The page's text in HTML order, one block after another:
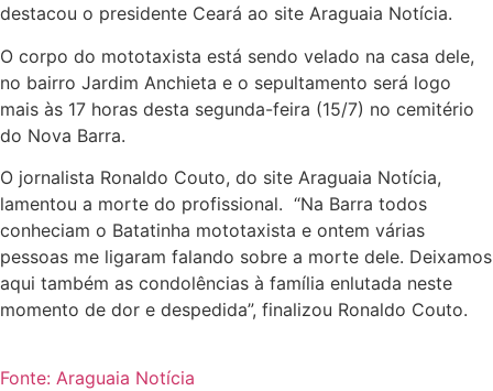
destacou o presidente Ceará ao site Araguaia Notícia.
O corpo do mototaxista está sendo velado na casa dele,
no bairro Jardim Anchieta e o sepultamento será logo
mais às 17 horas desta segunda-feira (15/7) no cemitério
do Nova Barra.
O jornalista Ronaldo Couto, do site Araguaia Notícia,
lamentou a morte do profissional. “Na Barra todos
conheciam o Batatinha mototaxista e ontem várias
pessoas me ligaram falando sobre a morte dele. Deixamos
aqui também as condolências à família enlutada neste
momento de dor e despedida”, finalizou Ronaldo Couto.
Fonte: Araguaia Notícia